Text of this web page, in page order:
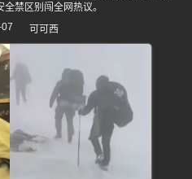
禁区别闯全网热议。
可可西